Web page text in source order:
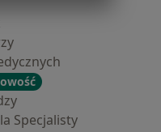
Specjalisty